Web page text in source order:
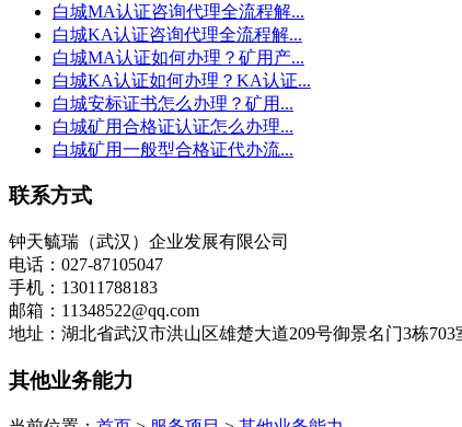
白城MA认证咨询代理全流程解...
白城KA认证咨询代理全流程解...
白城MA认证如何办理？矿用产...
白城KA认证如何办理？KA认证...
白城安标证书怎么办理？矿用...
白城矿用合格证认证怎么办理...
白城矿用一般型合格证代办流...
联系方式
钟天毓瑞（武汉）企业发展有限公司
电话：027-87105047
手机：13011788183
邮箱：11348522@qq.com
地址：湖北省武汉市洪山区雄楚大道209号御景名门3栋703
其他业务能力